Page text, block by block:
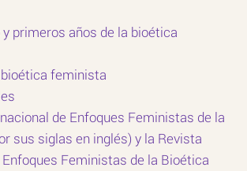
primeros años de la bioética
feminista
de Enfoques Feministas de la
sus siglas en inglés) y la Revista
Feministas de la Bioética